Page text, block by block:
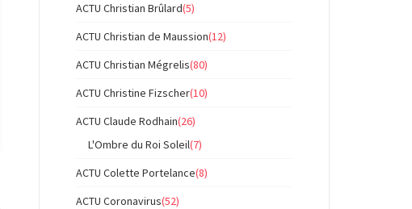
ACTU Christian Brûlard(5)
ACTU Christian de Maussion(12)
ACTU Christian Mégrelis(80)
ACTU Christine Fizscher(10)
ACTU Claude Rodhain(26)
L'Ombre du Roi Soleil(7)
ACTU Colette Portelance(8)
ACTU Coronavirus(52)